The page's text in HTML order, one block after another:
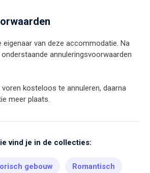
eigenaar van deze accommodatie. Na
annuleringsvoorwaarden
kosteloos te annuleren, daarna
meer plaats.
vind je in de collecties:
gebouw Romantisch